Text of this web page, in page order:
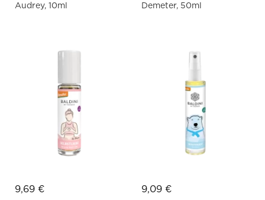
Audrey, 10ml
9,69 €
Demeter, 50ml
9,09 €